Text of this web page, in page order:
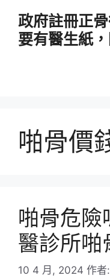
政府註冊正
要有醫生紙
啪骨價
啪骨危險
醫診所啪
10 4 月, 2024 作者: